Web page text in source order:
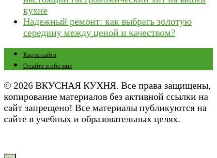
кухне
Надежный ремонт: как выбрать золотую
середину между ценой и качеством?
Карта сайта
О сайте и обо мне
© 2026 ВКУСНАЯ КУХНЯ. Все права защищены,
копирование материалов без активной ссылки на
сайт запрещено! Все материалы публикуются на
сайте в учебных и образовательных целях.